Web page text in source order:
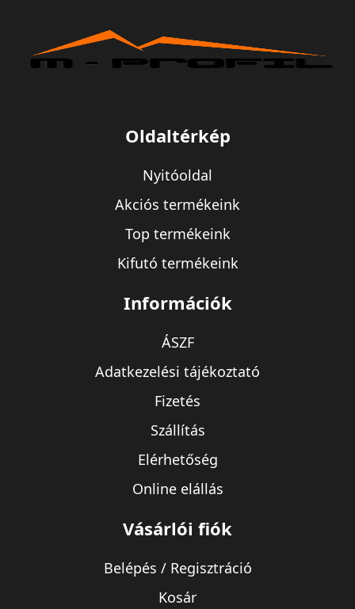
Oldaltérkép
Nyitóoldal
Akciós termékeink
Top termékeink
Kifutó termékeink
Információk
ÁSZF
Adatkezelési tájékoztató
Fizetés
Szállítás
Elérhetőség
Online elállás
Vásárlói fiók
Belépés / Regisztráció
Kosár